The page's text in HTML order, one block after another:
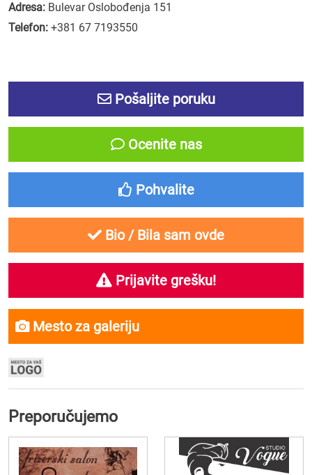
Adresa: Bulevar Oslobođenja 151
Telefon: +381 67 7193550
Pošaljite poruku
Ocenite nas
Pohvalite
Bio / Bila sam ovde
Prijavite grešku!
Mesto za galeriju
Preporučujemo